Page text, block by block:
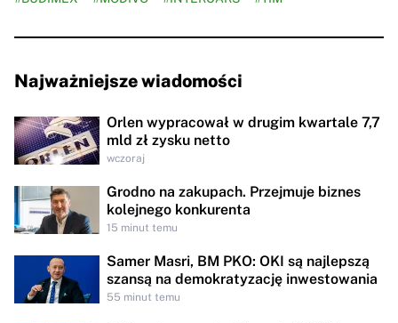
Najważniejsze wiadomości
Orlen wypracował w drugim kwartale 7,7
mld zł zysku netto
wczoraj
Grodno na zakupach. Przejmuje biznes
kolejnego konkurenta
15 minut temu
Samer Masri, BM PKO: OKI są najlepszą
szansą na demokratyzację inwestowania
55 minut temu